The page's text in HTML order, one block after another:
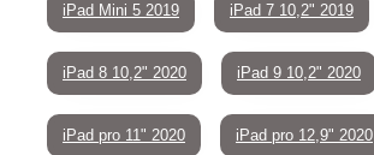
iPad Mini 5 2019 iPad 7 10,2" 2019
iPad 8 10,2" 2020 iPad 9 10,2" 2020
iPad pro 11" 2020 iPad pro 12,9" 2020